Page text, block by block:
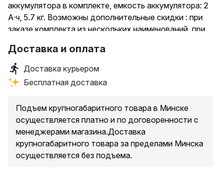
аккумулятора в комплекте, емкость аккумулятора: 2
А·ч, 5.7 кг. Возможны дополнительные скидки : при
заказе комплекта из нескольких наименований, при
Доставка и оплата
Доставка курьером
Бесплатная доставка
Подъем крупногабаритного товара в Минске
осуществляется платно и по договоренности с
менеджерами магазина.Доставка
крупногабаритного товара за пределами Минска
осуществляется без подъема.